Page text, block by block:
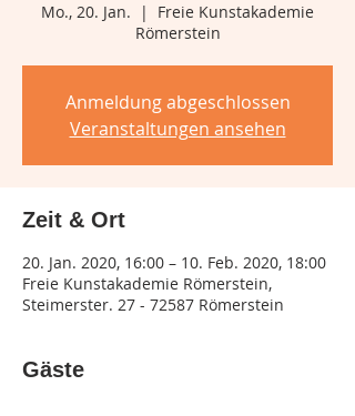
Mo., 20. Jan.
  |
Freie Kunstakademie
Römerstein
Anmeldung abgeschlossen
Veranstaltungen ansehen
Zeit & Ort
20. Jan. 2020, 16:00 – 10. Feb. 2020, 18:00
Freie Kunstakademie Römerstein,
Steimerster. 27 - 72587 Römerstein
Gäste